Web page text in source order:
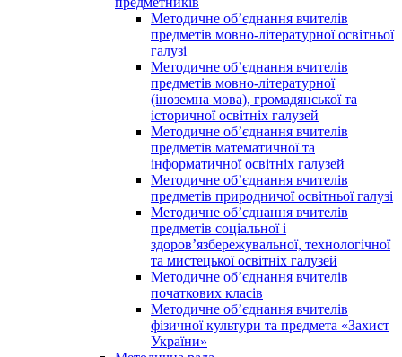
Методичне об’єднання вчителів
предметів мовно-літературної освітньої
галузі
Методичне об’єднання вчителів
предметів мовно-літературної
(іноземна мова), громадянської та
історичної освітніх галузей
Методичне об’єднання вчителів
предметів математичної та
інформатичної освітніх галузей
Методичне об’єднання вчителів
предметів природничої освітньої галузі
Методичне об’єднання вчителів
предметів соціальної і
здоров’язбережувальної, технологічної
та мистецької освітніх галузей
Методичне об’єднання вчителів
початкових класів
Методичне об’єднання вчителів
фізичної культури та предмета «Захист
України»